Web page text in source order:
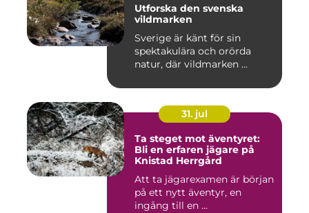
Utforska den svenska
vildmarken
Sverige är känt för sin
spektakulära och orörda
natur, där vildmarken ...
31. jul
Ta steget mot äventyret:
Bli en erfaren jägare på
Knistad Herrgård
Att ta jägarexamen är början
på ett nytt äventyr, en
ingång till en ...